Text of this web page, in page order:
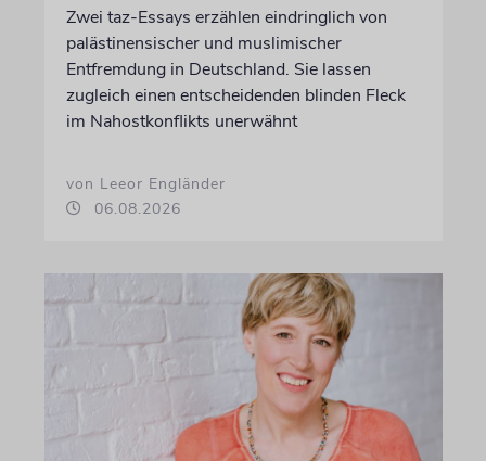
Zwei taz-Essays erzählen eindringlich von
palästinensischer und muslimischer
Entfremdung in Deutschland. Sie lassen
zugleich einen entscheidenden blinden Fleck
im Nahostkonflikts unerwähnt
von Leeor Engländer
06.08.2026